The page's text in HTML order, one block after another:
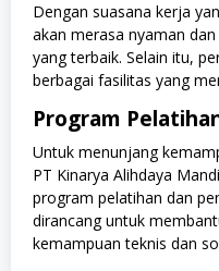
Dengan suasana kerja
akan merasa nyaman
yang terbaik. Selain itu,
berbagai fasilitas yang
Program
Untuk menunjang
PT Kinarya Alihdaya
program pelatihan dan
dirancang untuk
kemampuan teknis dan